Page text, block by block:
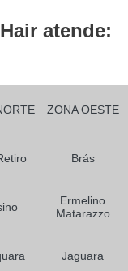
atende:
ZONA OESTE
Brás
Ermelino
Matarazzo
Jaguara